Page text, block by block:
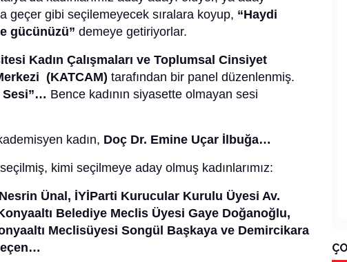
geçer gibi seçilemeyecek sıralara koyup, “Haydi
gücünüzü” demeye getiriyorlar.
Kadın Çalışmaları ve Toplumsal Cinsiyet
(KATCAM) tarafından bir panel düzenlenmiş.
Sesi”… Bence kadının siyasette olmayan sesi
kadın, Doç Dr. Emine Uçar İlbuğa…
kimi seçilmeye aday olmuş kadınlarımız:
Ünal, İYİParti Kurucular Kurulu Üyesi Av.
Belediye Meclis Üyesi Gaye Doğanoğlu,
Meclisüyesi Songül Başkaya ve Demircikara